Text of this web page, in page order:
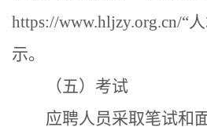
https://www.hljzy.org.cn/“
示。
（五）考试
应聘人员采取笔试和